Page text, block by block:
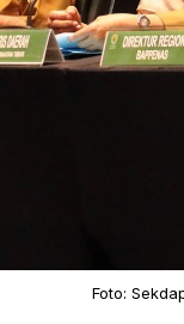
Foto: